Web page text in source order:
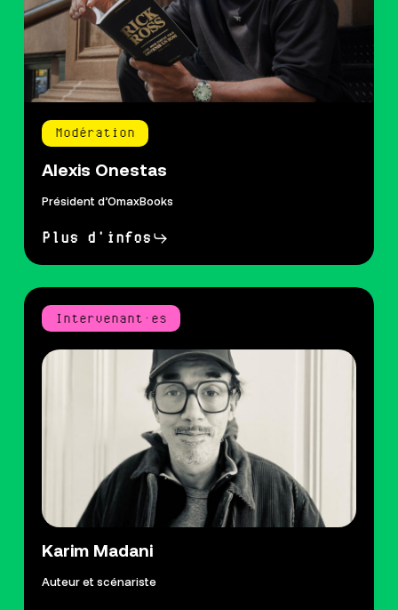
Modération
Alexis Onestas
Président d’OmaxBooks
Plus d'infos
Intervenant·es
Karim Madani
Auteur et scénariste